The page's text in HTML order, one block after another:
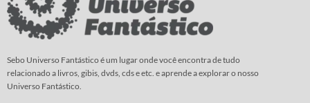
Sebo Universo Fantástico é um lugar onde você encontra de tudo
relacionado a livros, gibis, dvds, cds e etc. e aprende a explorar o nosso
Universo Fantástico.